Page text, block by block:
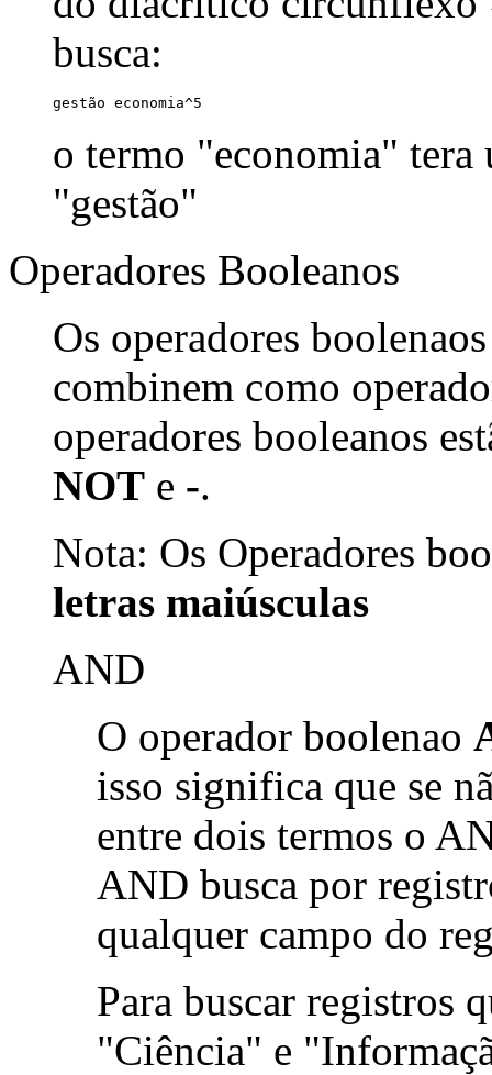
busca:
gestão economia^5
o termo "economia" tera
"gestão"
Operadores Booleanos
Os operadores
combinem como
operadores booleanos
NOT e -.
Nota: Os Operadores
letras maiúsculas
AND
O operador boolenao
isso significa que se
entre dois termos o
AND busca por
qualquer campo do
Para buscar registros
"Ciência" e